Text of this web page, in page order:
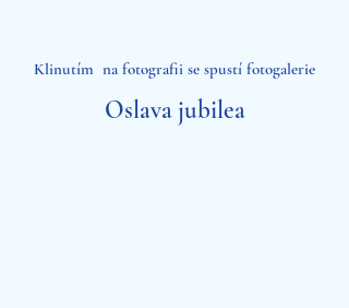
Klinutím na fotografii se spustí fotogalerie
Oslava jubilea